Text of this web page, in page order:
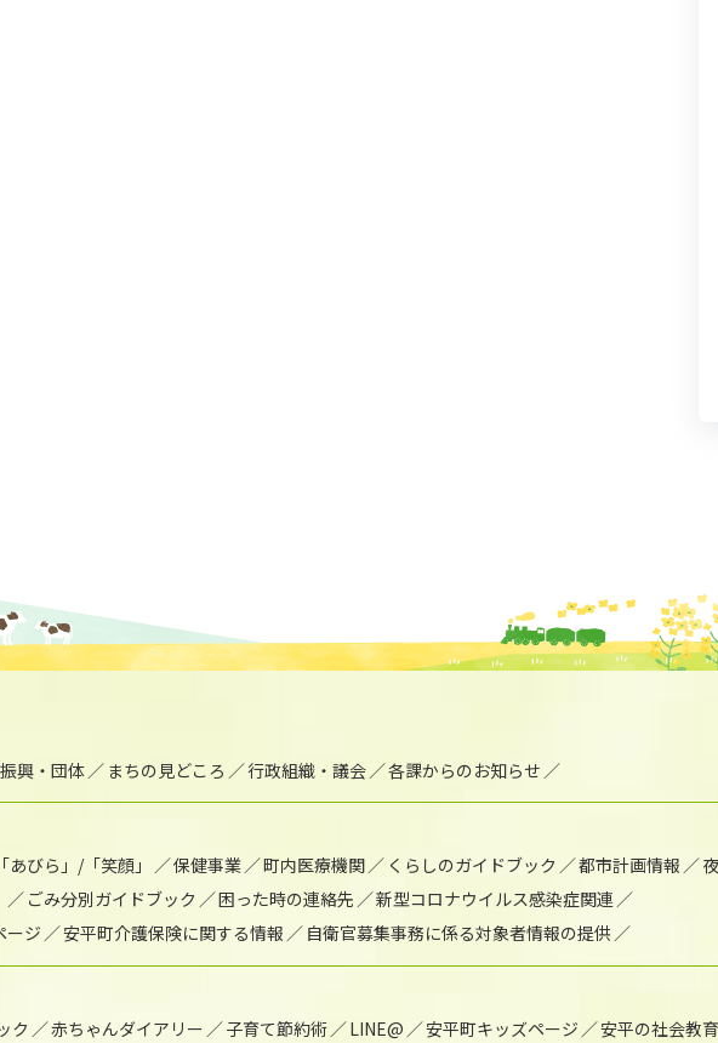
興・団体 まちの見どころ 行政組織・議会 各課からのお知らせ
あびら」/「笑顔」 保健事業 町内医療機関 くらしのガイドブック 都市計画情報
ごみ分別ガイドブック 困った時の連絡先
新型コロナウイルス感染症関連
ージ
安平町介護保険に関する情報 自衛官募集事務に係る対象者情報の提供
ク 赤ちゃんダイアリー 子育て節約術 LINE@ 安平町キッズページ 安平の社会教育